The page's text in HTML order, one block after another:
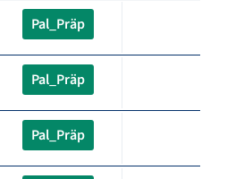
Pal_Präp
Pal_Präp
Pal_Präp